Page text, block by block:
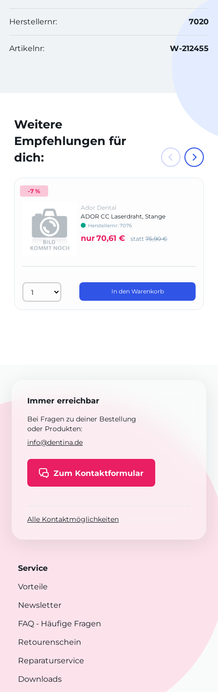
Herstellernr: 7020
Artikelnr: W-212455
Weitere
Empfehlungen für
dich:
-7 %
Ador Dental
ADOR CC Laserdraht, Stange
Herstellernr: 7076
nur70,61 € statt 75,90 €
In den Warenkorb
Immer erreichbar
Bei Fragen zu deiner Bestellung
oder Produkten:
info@dentina.de
Zum Kontaktformular
Alle Kontaktmöglichkeiten
Service
Vorteile
Newsletter
FAQ - Häufige Fragen
Retourenschein
Reparaturservice
Downloads